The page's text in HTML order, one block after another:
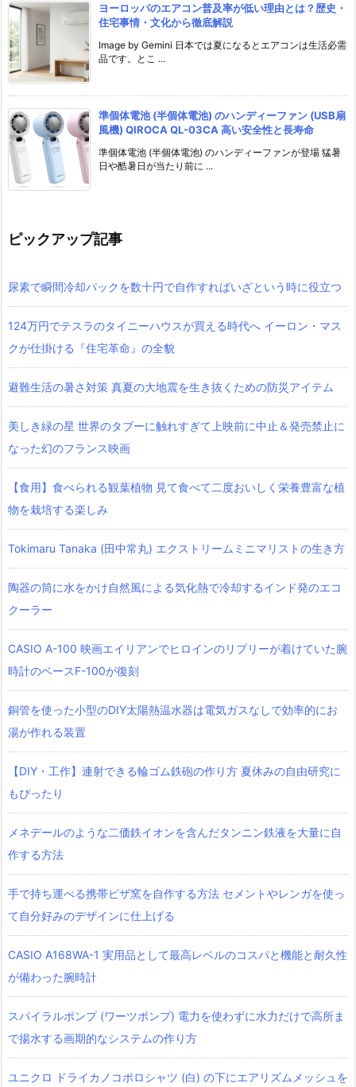
ヨーロッパのエアコン普及率が低い理由とは？歴史・
住宅事情・文化から徹底解説
Image by Gemini 日本では夏になるとエアコンは生活必需
品です。とこ ...
準個体電池 (半個体電池) のハンディーファン (USB扇
風機) QIROCA QL-03CA 高い安全性と長寿命
準個体電池 (半個体電池) のハンディーファンが登場 猛暑
日や酷暑日が当たり前に ...
ピックアップ記事
尿素で瞬間冷却パックを数十円で自作すればいざという時に役立つ
124万円でテスラのタイニーハウスが買える時代へ イーロン・マス
クが仕掛ける『住宅革命』の全貌
避難生活の暑さ対策 真夏の大地震を生き抜くための防災アイテム
美しき緑の星 世界のタブーに触れすぎて上映前に中止＆発売禁止に
なった幻のフランス映画
【食用】食べられる観葉植物 見て食べて二度おいしく栄養豊富な植
物を栽培する楽しみ
Tokimaru Tanaka (田中常丸) エクストリームミニマリストの生き方
陶器の筒に水をかけ自然風による気化熱で冷却するインド発のエコ
クーラー
CASIO A-100 映画エイリアンでヒロインのリプリーが着けていた腕
時計のベースF-100が復刻
銅管を使った小型のDIY太陽熱温水器は電気ガスなしで効率的にお
湯が作れる装置
【DIY・工作】連射できる輪ゴム鉄砲の作り方 夏休みの自由研究に
もぴったり
メネデールのような二価鉄イオンを含んだタンニン鉄液を大量に自
作する方法
手で持ち運べる携帯ピザ窯を自作する方法 セメントやレンガを使っ
て自分好みのデザインに仕上げる
CASIO A168WA-1 実用品として最高レベルのコスパと機能と耐久性
が備わった腕時計
スパイラルポンプ (ワーツポンプ) 電力を使わずに水力だけで高所ま
で揚水する画期的なシステムの作り方
ユニクロ ドライカノコポロシャツ‎ (白) の下にエアリズムメッシュを